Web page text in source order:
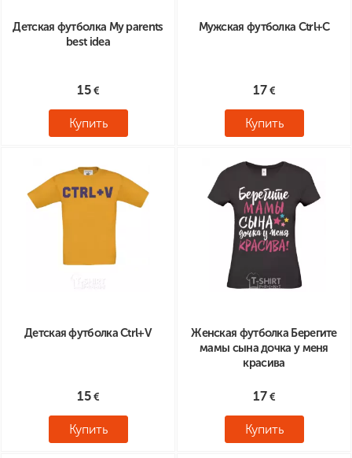
Детская футболка My parents
best idea
15
Купить
Мужская футболка Сtrl+C
17
Купить
Детская футболка Сtrl+V
15
Купить
Женская футболка Берегите
мамы сына дочка у меня
красива
17
Купить